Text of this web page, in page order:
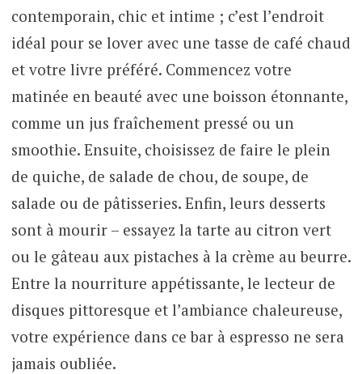
contemporain, chic et intime ; c’est l’endroit
idéal pour se lover avec une tasse de café chaud
et votre livre préféré. Commencez votre
matinée en beauté avec une boisson étonnante,
comme un jus fraîchement pressé ou un
smoothie. Ensuite, choisissez de faire le plein
de quiche, de salade de chou, de soupe, de
salade ou de pâtisseries. Enfin, leurs desserts
sont à mourir – essayez la tarte au citron vert
ou le gâteau aux pistaches à la crème au beurre.
Entre la nourriture appétissante, le lecteur de
disques pittoresque et l’ambiance chaleureuse,
votre expérience dans ce bar à espresso ne sera
jamais oubliée.